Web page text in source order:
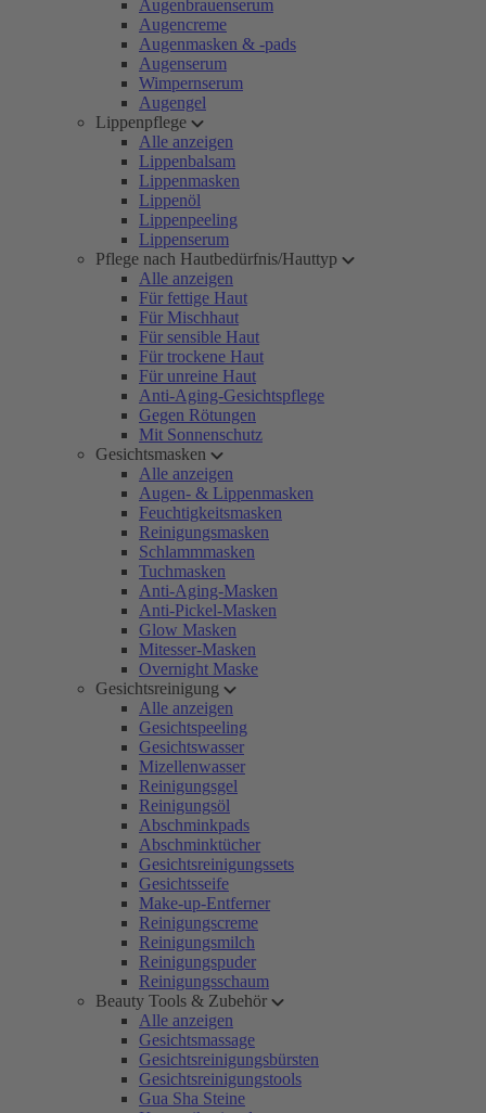
Augenbrauenserum
Augencreme
Augenmasken & -pads
Augenserum
Wimpernserum
Augengel
Lippenpflege
Alle anzeigen
Lippenbalsam
Lippenmasken
Lippenöl
Lippenpeeling
Lippenserum
Pflege nach Hautbedürfnis/Hauttyp
Alle anzeigen
Für fettige Haut
Für Mischhaut
Für sensible Haut
Für trockene Haut
Für unreine Haut
Anti-Aging-Gesichtspflege
Gegen Rötungen
Mit Sonnenschutz
Gesichtsmasken
Alle anzeigen
Augen- & Lippenmasken
Feuchtigkeitsmasken
Reinigungsmasken
Schlammmasken
Tuchmasken
Anti-Aging-Masken
Anti-Pickel-Masken
Glow Masken
Mitesser-Masken
Overnight Maske
Gesichtsreinigung
Alle anzeigen
Gesichtspeeling
Gesichtswasser
Mizellenwasser
Reinigungsgel
Reinigungsöl
Abschminkpads
Abschminktücher
Gesichtsreinigungssets
Gesichtsseife
Make-up-Entferner
Reinigungscreme
Reinigungsmilch
Reinigungspuder
Reinigungsschaum
Beauty Tools & Zubehör
Alle anzeigen
Gesichtsmassage
Gesichtsreinigungsbürsten
Gesichtsreinigungstools
Gua Sha Steine